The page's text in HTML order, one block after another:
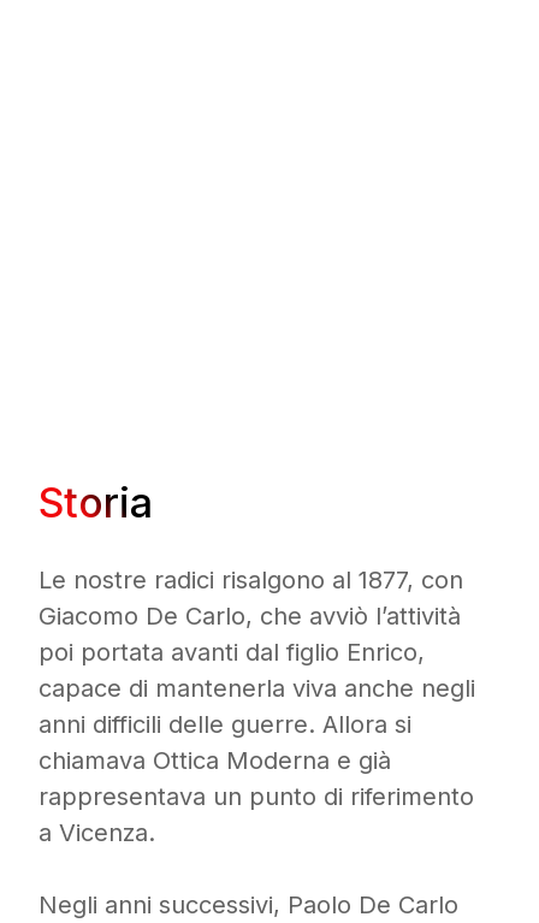
Storia
Le nostre radici risalgono al 1877, con
Giacomo De Carlo, che avviò l’attività
poi portata avanti dal figlio Enrico,
capace di mantenerla viva anche negli
anni difficili delle guerre. Allora si
chiamava Ottica Moderna e già
rappresentava un punto di riferimento
a Vicenza.
Negli anni successivi, Paolo De Carlo